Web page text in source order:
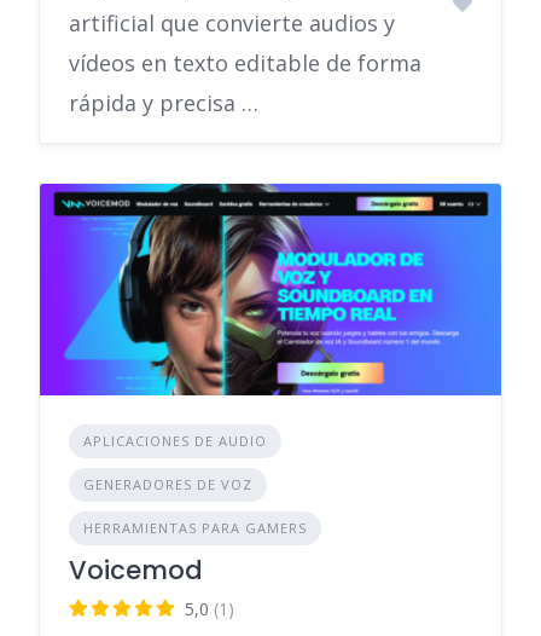
artificial que convierte audios y
vídeos en texto editable de forma
rápida y precisa …
APLICACIONES DE AUDIO
GENERADORES DE VOZ
HERRAMIENTAS PARA GAMERS
Voicemod
5,0 (1)